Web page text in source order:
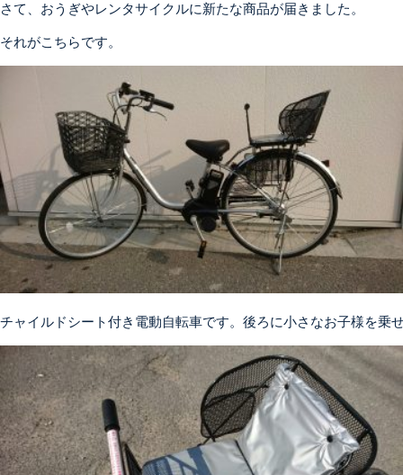
さて、おうぎやレンタサイクルに新たな商品が届きました。
それがこちらです。
チャイルドシート付き電動自転車です。後ろに小さなお子様を乗